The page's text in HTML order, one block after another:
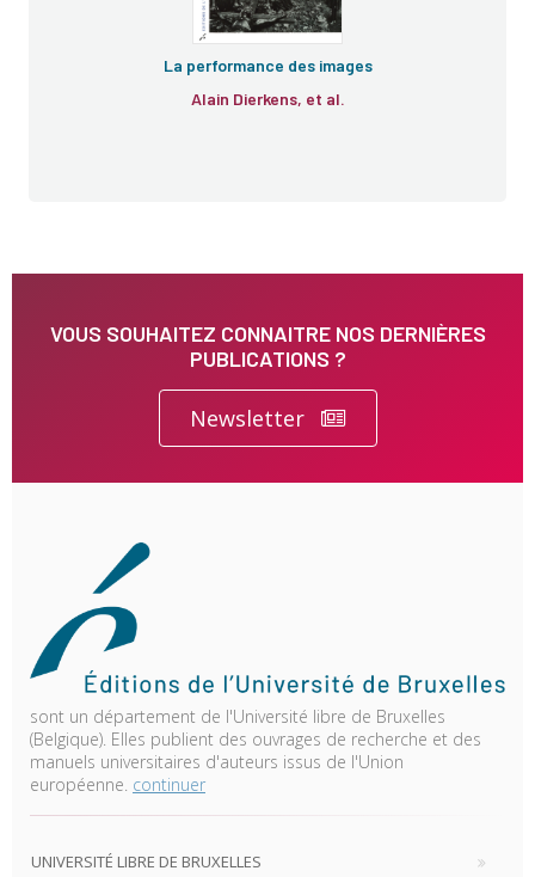
La performance des images
Alain Dierkens, et al.
VOUS SOUHAITEZ CONNAITRE NOS DERNIÈRES
PUBLICATIONS ?
Newsletter
sont un département de l'Université libre de Bruxelles
(Belgique). Elles publient des ouvrages de recherche et des
manuels universitaires d'auteurs issus de l'Union
européenne. continuer
UNIVERSITÉ LIBRE DE BRUXELLES